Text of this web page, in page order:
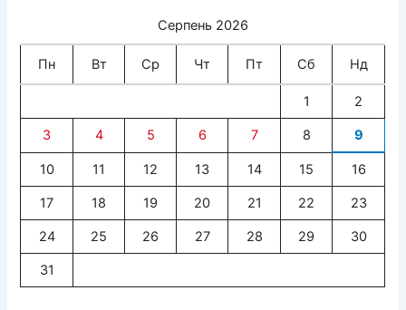
Серпень 2026
Пн Вт Ср Чт Пт Сб Нд
1 2
3 4 5 6 7 8 9
10 11 12 13 14 15 16
17 18 19 20 21 22 23
24 25 26 27 28 29 30
31